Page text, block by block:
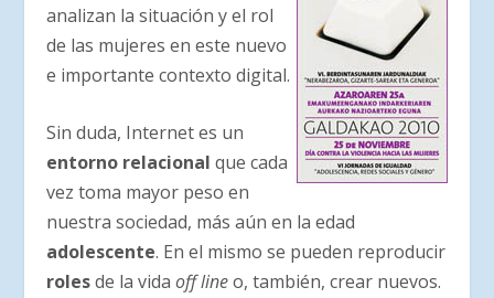
analizan la situación y el rol
de las mujeres en este nuevo
e importante contexto digital.
Sin duda, Internet es un
entorno relacional que cada
vez toma mayor peso en
nuestra sociedad, más aún en la edad
adolescente. En el mismo se pueden reproducir
rolesde la vidaoff lineo, también, crear nuevos.